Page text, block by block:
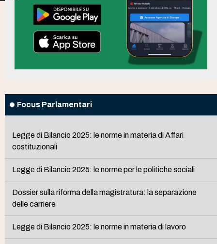
Focus Parlamentari
Legge di Bilancio 2025: le norme in materia di Affari
costituzionali
Legge di Bilancio 2025: le norme per le politiche sociali
Dossier sulla riforma della magistratura: la separazione
delle carriere
Legge di Bilancio 2025: le norme in materia di lavoro